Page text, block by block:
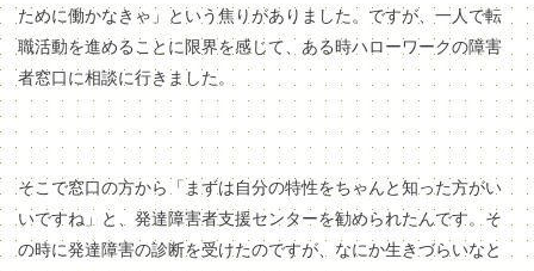
ために働かなきゃ」という焦りがありました。ですが、 一人で転
職活動を進めることに限界を感じて、ある時ハローワークの障害
者窓口に相談に行きました。
そこで窓口の方から「まずは自分の特性をちゃんと知った方がい
いですね」と、発達障害者支援センターを勧められたんです。そ
の時に発達障害の診断を受けたのですが、なにか生きづらいなと